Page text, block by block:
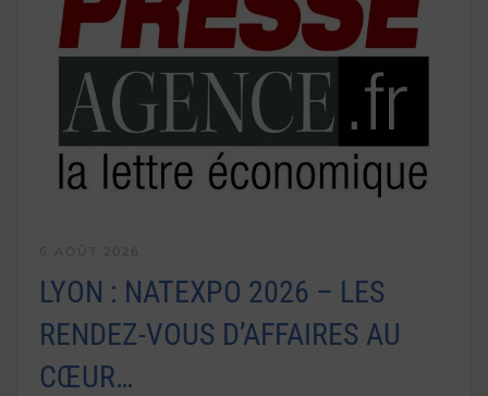
LYON : NATEXPO 2026 – LES
RENDEZ-VOUS D’AFFAIRES AU
CŒUR…